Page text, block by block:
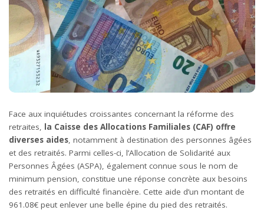
Face aux inquiétudes croissantes concernant la réforme des
retraites, la Caisse des Allocations Familiales (CAF) offre
diverses aides, notamment à destination des personnes âgées
et des retraités. Parmi celles-ci, l’Allocation de Solidarité aux
Personnes Âgées (ASPA), également connue sous le nom de
minimum pension, constitue une réponse concrète aux besoins
des retraités en difficulté financière. Cette aide d’un montant de
961.08€ peut enlever une belle épine du pied des retraités.